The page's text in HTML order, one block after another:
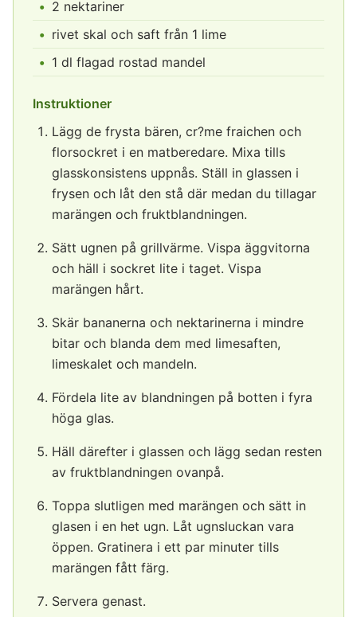
2 nektariner
rivet skal och saft från 1 lime
1 dl flagad rostad mandel
Instruktioner
Lägg de frysta bären, cr?me fraichen och
florsockret i en matberedare. Mixa tills
glasskonsistens uppnås. Ställ in glassen i
frysen och låt den stå där medan du tillagar
marängen och fruktblandningen.
Sätt ugnen på grillvärme. Vispa äggvitorna
och häll i sockret lite i taget. Vispa
marängen hårt.
Skär bananerna och nektarinerna i mindre
bitar och blanda dem med limesaften,
limeskalet och mandeln.
Fördela lite av blandningen på botten i fyra
höga glas.
Häll därefter i glassen och lägg sedan resten
av fruktblandningen ovanpå.
Toppa slutligen med marängen och sätt in
glasen i en het ugn. Låt ugnsluckan vara
öppen. Gratinera i ett par minuter tills
marängen fått färg.
Servera genast.